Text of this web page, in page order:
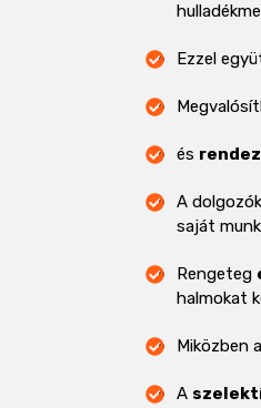
Ezzel
és
A dolgozók
saját
Rengeteg
halmokat
Miközben a
A